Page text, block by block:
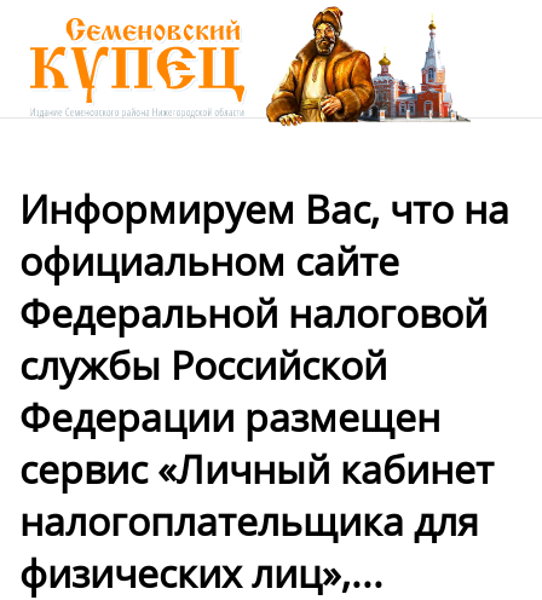
Информируем Вас, что на
официальном сайте
Федеральной налоговой
службы Российской
Федерации размещен
сервис «Личный кабинет
налогоплательщика для
физических лиц»,...